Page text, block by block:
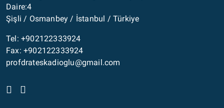
Daire:4
Şişli / Osmanbey / İstanbul / Türkiye
Tel: +902122333924
Fax: +902122333924
profdrateskadioglu@gmail.com